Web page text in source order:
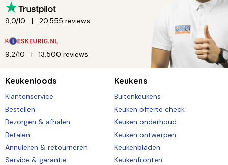
9,0/10 20.555 reviews
9,2/10 13.500 reviews
Keukenloods
Klantenservice
Bestellen
Bezorgen & afhalen
Betalen
Annuleren & retourneren
Service & garantie
Keukens
Buitenkeukens
Keuken offerte check
Keuken onderhoud
Keuken ontwerpen
Keukenbladen
Keukenfronten